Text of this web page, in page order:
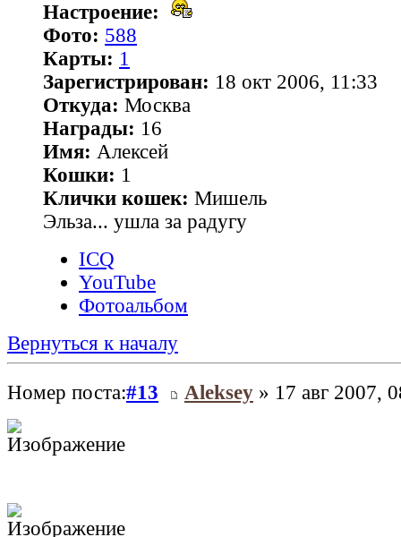
Настроение:
Фото: 588
Карты: 1
Зарегистрирован: 18 окт 2006, 11:33
Откуда: Москва
Награды: 16
Имя: Алексей
Кошки: 1
Клички кошек: Мишель
Эльза... ушла за радугу
ICQ
YouTube
Фотоальбом
Вернуться к началу
Номер поста:#13 Aleksey » 17 авг 2007,